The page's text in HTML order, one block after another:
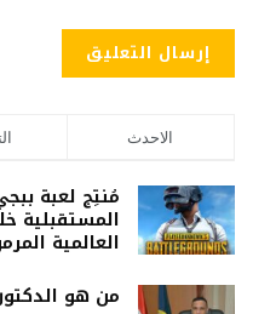
الاحدث
مُنتِج لعبة
المستقبلية
العالمية
من هو